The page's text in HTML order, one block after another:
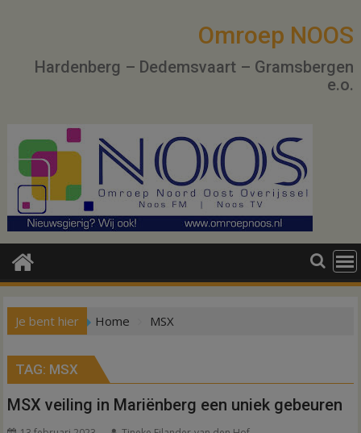
Omroep NOOS
Hardenberg – Dedemsvaart – Gramsbergen
e.o.
Je bent hier Home MSX
TAG: MSX
MSX veiling in Mariënberg een uniek gebeuren